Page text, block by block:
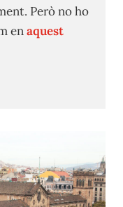
Però no ho
enaquest